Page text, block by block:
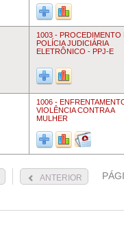
1003 - PROCEDIMENTO
POLÍCIA JUDICIÁRIA
ELETRÔNICO - PPJ-E
1006 -
VIOLÊNCIA CONTRA A
MULHER
ANTERIOR